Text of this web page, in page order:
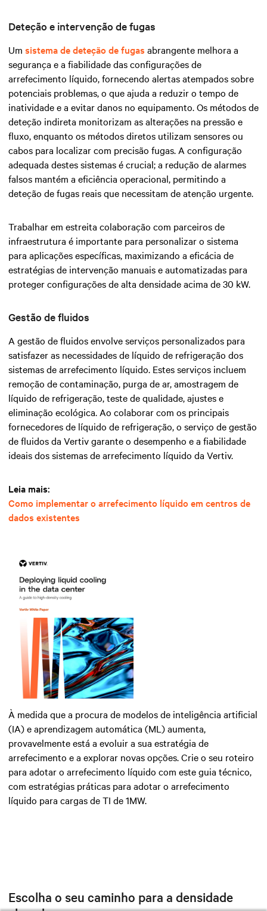
Deteção e intervenção de fugas
Um sistema de deteção de fugas abrangente melhora a
segurança e a fiabilidade das configurações de
arrefecimento líquido, fornecendo alertas atempados sobre
potenciais problemas, o que ajuda a reduzir o tempo de
inatividade e a evitar danos no equipamento. Os métodos de
deteção indireta monitorizam as alterações na pressão e
fluxo, enquanto os métodos diretos utilizam sensores ou
cabos para localizar com precisão fugas. A configuração
adequada destes sistemas é crucial; a redução de alarmes
falsos mantém a eficiência operacional, permitindo a
deteção de fugas reais que necessitam de atenção urgente.
Trabalhar em estreita colaboração com parceiros de
infraestrutura é importante para personalizar o sistema
para aplicações específicas, maximizando a eficácia de
estratégias de intervenção manuais e automatizadas para
proteger configurações de alta densidade acima de 30 kW.
Gestão de fluidos
A gestão de fluidos envolve serviços personalizados para
satisfazer as necessidades de líquido de refrigeração dos
sistemas de arrefecimento líquido. Estes serviços incluem
remoção de contaminação, purga de ar, amostragem de
líquido de refrigeração, teste de qualidade, ajustes e
eliminação ecológica. Ao colaborar com os principais
fornecedores de líquido de refrigeração, o serviço de gestão
de fluidos da Vertiv garante o desempenho e a fiabilidade
ideais dos sistemas de arrefecimento líquido da Vertiv.
Leia mais:
Como implementar o arrefecimento líquido em centros de
dados existentes
À medida que a procura de modelos de inteligência artificial
(IA) e aprendizagem automática (ML) aumenta,
provavelmente está a evoluir a sua estratégia de
arrefecimento e a explorar novas opções. Crie o seu roteiro
para adotar o arrefecimento líquido com este guia técnico,
com estratégias práticas para adotar o arrefecimento
líquido para cargas de TI de 1MW.
Escolha o seu caminho para a densidade